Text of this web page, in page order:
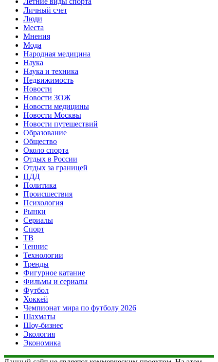
Личный счет
Люди
Места
Мнения
Мода
Народная медицина
Наука
Наука и техника
Недвижимость
Новости
Новости ЗОЖ
Новости медицины
Новости Москвы
Новости путешествий
Образование
Общество
Около спорта
Отдых в России
Отдых за границей
ПДД
Политика
Происшествия
Психология
Рынки
Сериалы
Спорт
ТВ
Теннис
Технологии
Тренды
Фигурное катание
Фильмы и сериалы
Футбол
Хоккей
Чемпионат мира по футболу 2026
Шахматы
Шоу-бизнес
Экология
Экономика